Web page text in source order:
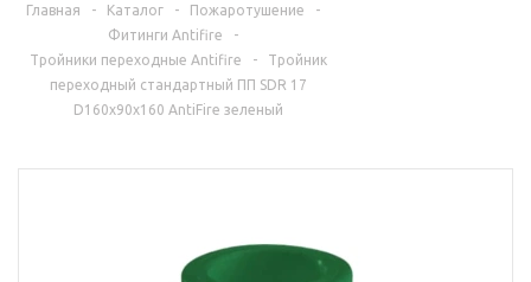
Главная - Каталог - Пожаротушение
-
Фитинги Antifire
-
Тройники переходные Antifire
-
Тройник
переходный стандартный ПП SDR 17
D160х90х160 AntiFire зеленый